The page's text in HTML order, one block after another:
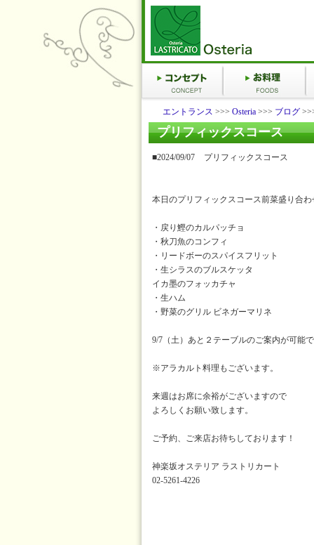
エントランス >>> Osteria >>> ブログ
プリフィックスコース
■2024/09/07 プリフィックスコース
本日のプリフィックスコース前菜盛り合わ
・戻り鰹のカルパッチョ
・秋刀魚のコンフィ
・リードボーのスパイスフリット
・生シラスのブルスケッタ
イカ墨のフォッカチャ
・生ハム
・野菜のグリル ビネガーマリネ
9/7（土）あと２テーブルのご案内が可能で
※アラカルト料理もございます。
来週はお席に余裕がございますので
よろしくお願い致します。
ご予約、ご来店お待ちしております！
神楽坂オステリア ラストリカート
02-5261-4226